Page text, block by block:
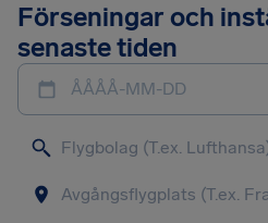
Förseningar och
senaste tiden
ÅÅÅÅ-MM-DD